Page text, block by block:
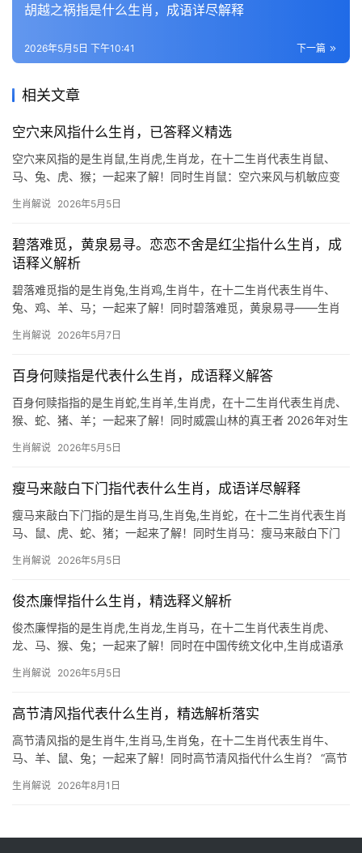
胡越之祸指是什么生肖，成语详尽解释
下一篇
2026年5月5日 下午10:41
相关文章
空穴来风指什么生肖，已答释义精选
空穴来风指的是生肖鼠,生肖虎,生肖龙，在十二生肖代表生肖鼠、
马、兔、虎、猴；一起来了解！同时生肖鼠：空穴来风与机敏应变
指风从空隙吹入，暗喻事出有因，对于生肖鼠而言，这一成语恰似
生肖解说 2026年5月5日
碧落难觅，黄泉易寻。恋恋不舍是红尘指什么生肖，成
语释义解析
碧落难觅指的是生肖兔,生肖鸡,生肖牛，在十二生肖代表生肖牛、
兔、鸡、羊、马；一起来了解！同时碧落难觅，黄泉易寻——生肖
舍是红尘”正是凡俗众生对名利的执念，在生肖文化中，生肖牛、生
生肖解说 2026年5月7日
百身何赎指是代表什么生肖，成语释义解答
百身何赎指指的是生肖蛇,生肖羊,生肖虎，在十二生肖代表生肖虎、
猴、蛇、猪、羊；一起来了解！同时威震山林的真王者 2026年对生
停滞或项目被抢，29岁至51岁者需提防领导责骂，感情上，与生肖
生肖解说 2026年5月5日
瘦马来敲白下门指代表什么生肖，成语详尽解释
瘦马来敲白下门指的是生肖马,生肖兔,生肖蛇，在十二生肖代表生肖
马、鼠、虎、蛇、猪；一起来了解！同时生肖马：瘦马来敲白下门
古语中“白下”代指南京，而“瘦马”则隐喻怀才不遇、奔波劳碌之象。
生肖解说 2026年5月5日
俊杰廉悍指什么生肖，精选释义解析
俊杰廉悍指的是生肖虎,生肖龙,生肖马，在十二生肖代表生肖虎、
龙、马、猴、兔；一起来了解！同时在中国传统文化中,生肖成语承
兼备、刚正不阿，它究竟指向哪些生肖？本文将为读者深入解读，
生肖解说 2026年5月5日
高节清风指代表什么生肖，精选解析落实
高节清风指的是生肖牛,生肖马,生肖兔，在十二生肖代表生肖牛、
马、羊、鼠、兔；一起来了解！同时高节清风指代什么生肖？ “高节
肖牛与生肖马最契合这一特质。生肖牛勤恳踏实，如老黄牛般任劳
生肖解说 2026年8月1日